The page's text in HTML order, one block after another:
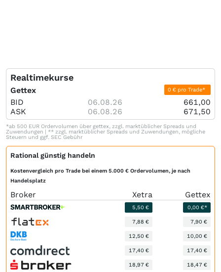
Realtimekurse
Gettex 0 € pro Trade*
BID 06.08.26
661,00
ASK
06.08.26 671,50
*ab 500 EUR Ordervolumen über gettex, zzgl. marktüblicher Spreads und
Zuwendungen | ** zzgl. marktüblicher Spreads und Zuwendungen, mögliche
Steuern und ggf. SEC Gebühr
Rational günstig handeln
Kostenvergleich pro Trade bei einem 5.000 € Ordervolumen, je nach
Handelsplatz
Broker Xetra Gettex
5,50 € 0,00 €*
7,88 € 7,90 €
12,50 € 10,00 €
17,40 € 17,40 €
18,97 € 18,47 €